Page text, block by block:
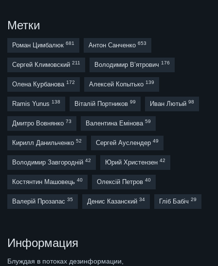
Метки
Роман Цимбалюк 681 Антон Санченко 653
Сергей Климовский 211 Володимир В’ятрович 176
Олена Курбанова 172 Алексей Копытько 139
Ramis Yunus 138 Віталій Портников 99 Иван Лютый 98
Дмитро Вовнянко 73 Валентина Емінова 59
Кирилл Данильченко 52 Сергей Ауслендер 49
Володимир Завгородній 42 Юрий Христензен 42
Костянтин Машовець 40 Олексій Петров 40
Валерій Прозапас 35 Денис Казанский 34 Гліб Бабіч 29
Информация
Блуждая в потоках дезинформации,